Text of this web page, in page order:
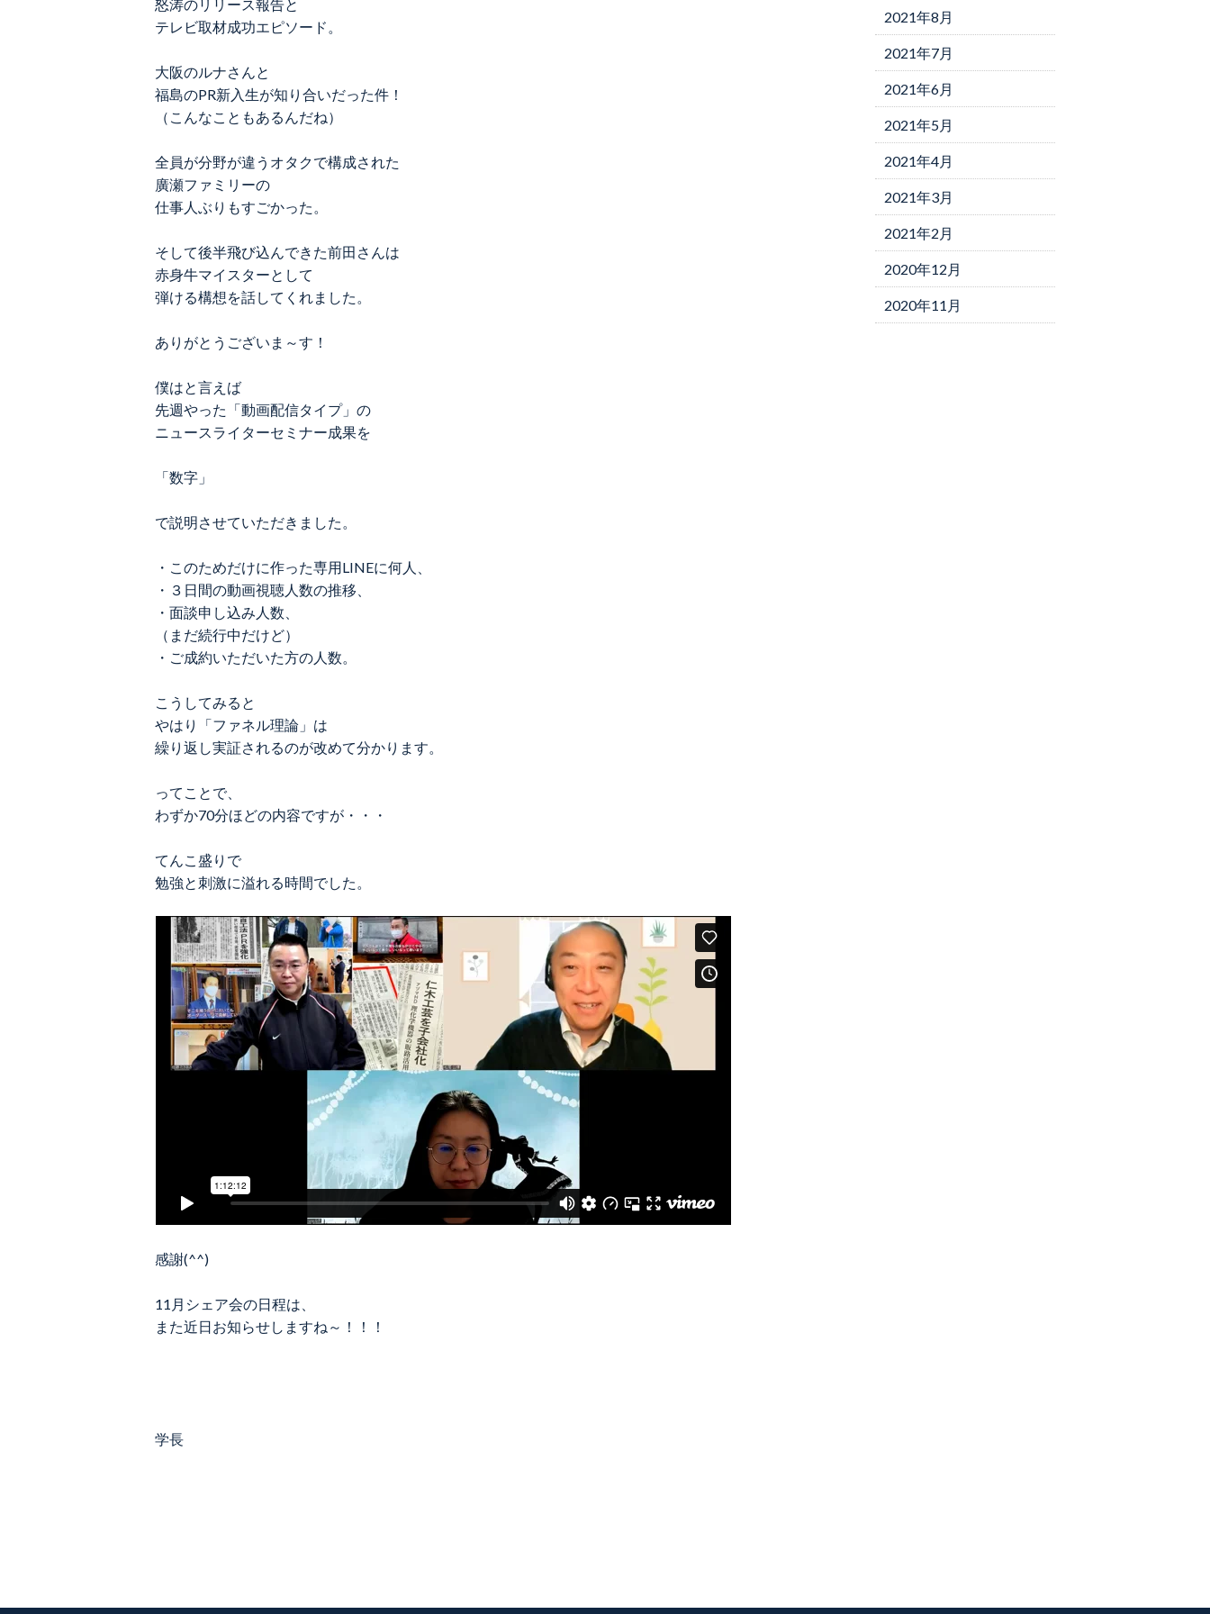
怒涛のリリース報告と
テレビ取材成功エピソード。
大阪のルナさんと
福島のPR新入生が知り合いだった件！
（こんなこともあるんだね）
全員が分野が違うオタクで構成された
廣瀬ファミリーの
仕事人ぶりもすごかった。
そして後半飛び込んできた前田さんは
赤身牛マイスターとして
弾ける構想を話してくれました。
ありがとうございま～す！
僕はと言えば
先週やった「動画配信タイプ」の
ニュースライターセミナー成果を
「数字」
で説明させていただきました。
・このためだけに作った専用LINEに何人、
・３日間の動画視聴人数の推移、
・面談申し込み人数、
（まだ続行中だけど）
・ご成約いただいた方の人数。
こうしてみると
やはり「ファネル理論」は
繰り返し実証されるのが改めて分かります。
ってことで、
わずか70分ほどの内容ですが・・・
てんこ盛りで
勉強と刺激に溢れる時間でした。
感謝(^^)
11月シェア会の日程は、
また近日お知らせしますね～！！！
学長
2021年8月
2021年7月
2021年6月
2021年5月
2021年4月
2021年3月
2021年2月
2020年12月
2020年11月